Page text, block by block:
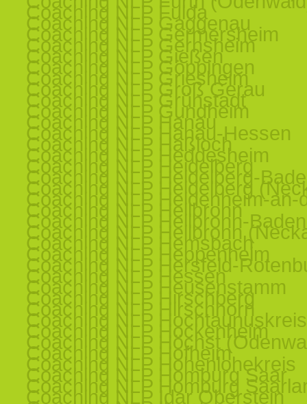
Coaching NLP Fulda
Coaching NLP Gaggenau
Coaching NLP Germersheim
Coaching NLP Gernsheim
Coaching NLP Gießen
Coaching NLP Göppingen
Coaching NLP Griesheim
Coaching NLP Groß Gerau
Coaching NLP Grünstadt
Coaching NLP Gundheim
Coaching NLP Hanau
Coaching NLP Hanau-Hessen
Coaching NLP Haßloch
Coaching NLP Heddesheim
Coaching NLP Heidelberg
Coaching NLP Heidelberg-
Coaching NLP Heidelberg
Coaching NLP Heidenheim-an-
Coaching NLP Heilbronn
Coaching NLP Heilbronn-Baden
Coaching NLP Heilbronn
Coaching NLP Hemsbach
Coaching NLP Heppenheim
Coaching NLP Hersfeld-
Coaching NLP Hessen
Coaching NLP Heusenstamm
Coaching NLP Hirschberg
Coaching NLP Hirschhorn
Coaching NLP Hochtaunuskreis
Coaching NLP Hockenheim
Coaching NLP Höchst
Coaching NLP Hofheim
Coaching NLP Hohenlohekreis
Coaching NLP Homburg Saar
Coaching NLP Homburg
Coaching NLP Idar Oberstein